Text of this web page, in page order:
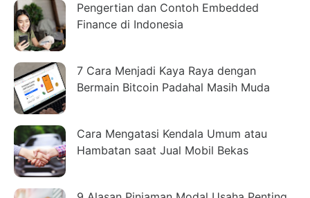
Pengertian dan Contoh Embedded
Finance di Indonesia
7 Cara Menjadi Kaya Raya dengan
Bermain Bitcoin Padahal Masih Muda
Cara Mengatasi Kendala Umum atau
Hambatan saat Jual Mobil Bekas